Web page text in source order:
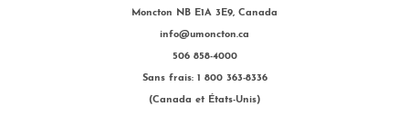
Moncton NB E1A 3E9, Canada
info@umoncton.ca
506 858-4000
Sans frais: 1 800 363-8336
(Canada et États-Unis)